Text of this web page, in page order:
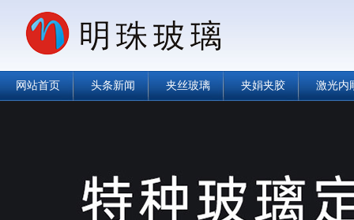
网站首页 头条新闻 夹丝玻璃 夹娟夹胶 激光内